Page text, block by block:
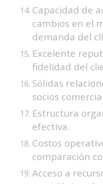
Capacidad de
cambios en el
demanda del
Excelente
fidelidad del
Sólidas
socios
Estructura
efectiva.
Costos
comparación
Acceso a